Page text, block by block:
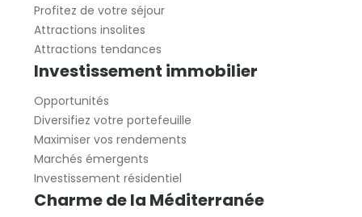
Profitez de votre séjour
Attractions insolites
Attractions tendances
Investissement immobilier
Opportunités
Diversifiez votre portefeuille
Maximiser vos rendements
Marchés émergents
Investissement résidentiel
Charme de la Méditerranée